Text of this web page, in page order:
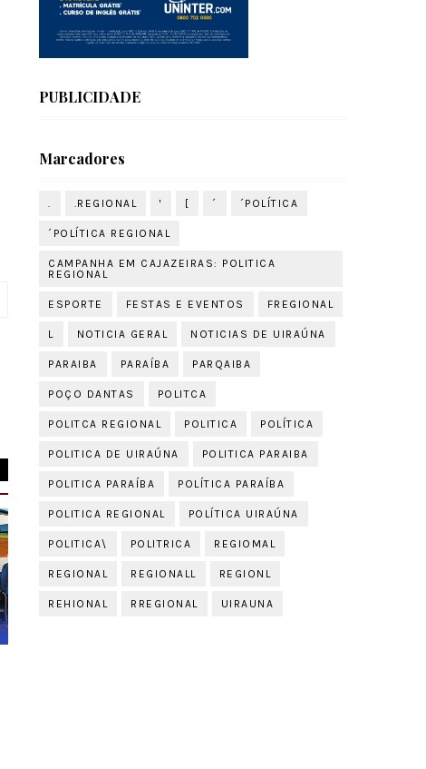
PUBLICIDADE
Marcadores
. .REGIONAL ' [ ´ ´POLÍTICA
´POLÍTICA REGIONAL
CAMPANHA EM CAJAZEIRAS: POLITICA
REGIONAL
ESPORTE FESTAS E EVENTOS FREGIONAL
L NOTICIA GERAL NOTICIAS DE UIRAÚNA
PARAIBA PARAÍBA PARQAIBA
POÇO DANTAS POLITCA
POLITCA REGIONAL POLITICA POLÍTICA
POLITICA DE UIRAÚNA POLITICA PARAIBA
POLITICA PARAÍBA POLÍTICA PARAÍBA
POLITICA REGIONAL POLÍTICA UIRAÚNA
POLITICA\ POLITRICA REGIOMAL
REGIONAL REGIONALL REGIONL
REHIONAL RREGIONAL UIRAUNA